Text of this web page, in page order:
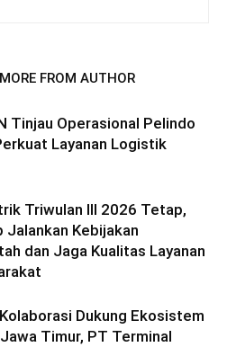
MORE FROM AUTHOR
Tinjau Operasional Pelindo
Layanan Logistik
Triwulan III 2026 Tetap,
Jalankan Kebijakan
dan Jaga Kualitas Layanan
Dukung Ekosistem
Timur, PT Terminal